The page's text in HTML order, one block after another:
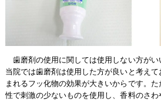
歯磨剤の使用に関しては使用しない方がい
当院では歯磨剤は使用した方が良いと考え
まれるフッ化物の効果が大きいからです。
性で刺激の少ないものを使用し、香料のさ